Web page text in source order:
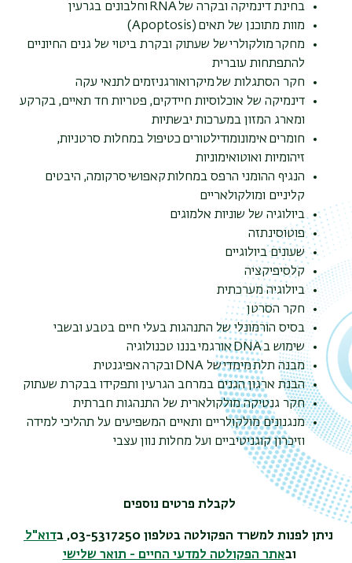
בחינת דינמיקה ובקרה של RNA וחלבונים בגרעין
מוות מתוכנן של תאים (Apoptosis)
מחקר מולקולרי של שעתוק ובקרת ביטוי של גנים החיוניים
להתפתחות עוברית
חקר הסתגלות של מיקרואורגניזמים לתנאי עקה
דינמיקה של אוכלוסיות חיידקים, פטריות חד תאיים, בקרקע
ומארג המזון במערכות יבשתיות
חומרים אימונומודילטורים כטיפול במחלות סרטניות,
זיהומיות ואוטואימוניות
הנגיף ההומני הרפס במחלות קאפושי סרקומה, היבטים
קליניים ומולקולאריים
ביולוגיה של שוניות אלמוגים
פוטוסינתזה
שעונים ביולוגיים
קלסיפיקציה
ביולוגיה מערכתית
חקר הסרטן
בסיס הורמונלי של התנהגות בעלי חיים בטבע ובשבי
שימוש ב DNA אורגמי בננו טכנולוגיה
מבנה תלת מימדי של DNA ובקרה אפיגנטית
הבנת ארגון הגנים במרחב הגרעין ותפקידו בבקרת שעתוק
חקר גנטיקה מולקולארית של התנהגות חברתית
מנגנונים מולקולריים ותאיים המשפיעים על תהליכי למידה
וזיכרון קוגניטיביים ועל מחלות נוון עצבי
לקבלת פרטים נוספים
ניתן לפנות למשרד הפקולטה בטלפון 03-5317250, ב
דוא"ל
ובאתר הפקולטה למדעי החיים - תואר שלישי